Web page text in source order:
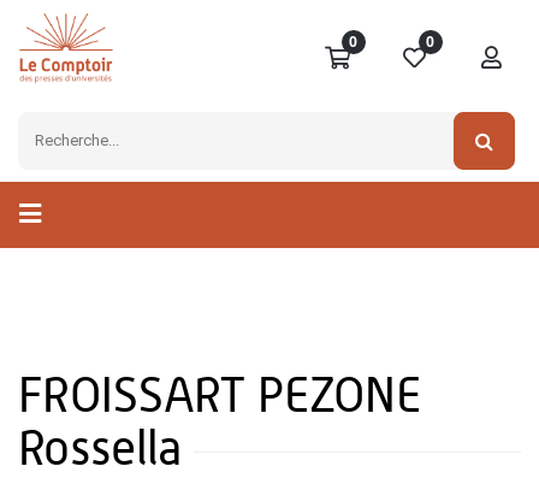
0 0
FROISSART PEZONE
Rossella